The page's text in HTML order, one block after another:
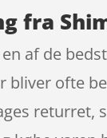
fra
af de
bliver ofte
returret,